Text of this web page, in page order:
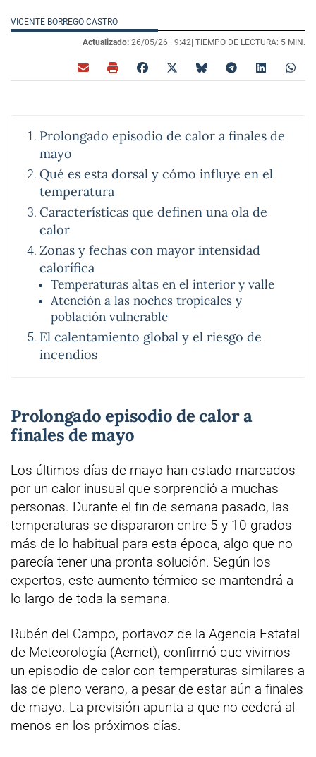
VICENTE BORREGO CASTRO
Actualizado: 26/05/26 | 9:42| TIEMPO DE LECTURA: 5 MIN.
Prolongado episodio de calor a finales de
mayo
Qué es esta dorsal y cómo influye en el
temperatura
Características que definen una ola de
calor
Zonas y fechas con mayor intensidad
calorífica
Temperaturas altas en el interior y valle
Atención a las noches tropicales y
población vulnerable
El calentamiento global y el riesgo de
incendios
Prolongado episodio de calor a
finales de mayo
Los últimos días de mayo han estado marcados
por un calor inusual que sorprendió a muchas
personas. Durante el fin de semana pasado, las
temperaturas se dispararon entre 5 y 10 grados
más de lo habitual para esta época, algo que no
parecía tener una pronta solución. Según los
expertos, este aumento térmico se mantendrá a
lo largo de toda la semana.
Rubén del Campo, portavoz de la Agencia Estatal
de Meteorología (Aemet), confirmó que vivimos
un episodio de calor con temperaturas similares a
las de pleno verano, a pesar de estar aún a finales
de mayo. La previsión apunta a que no cederá al
menos en los próximos días.